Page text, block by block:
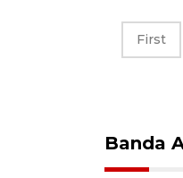
First
Banda